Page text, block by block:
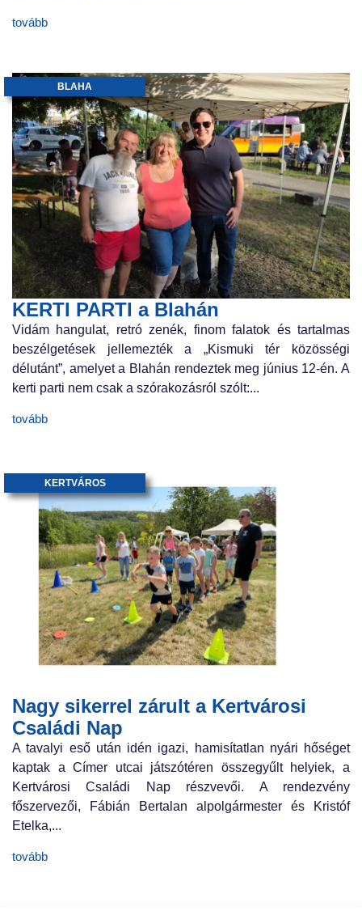
tovább
KERTI PARTI a Blahán
BLAHA
Vidám hangulat, retró zenék, finom falatok és tartalmas
beszélgetések jellemezték a „Kismuki tér közösségi
délutánt”, amelyet a Blahán rendeztek meg június 12-én. A
kerti parti nem csak a szórakozásról szólt:...
tovább
Nagy sikerrel zárult a Kertvárosi
Családi Nap
KERTVÁROS
A tavalyi eső után idén igazi, hamisítatlan nyári hőséget
kaptak a Címer utcai játszótéren összegyűlt helyiek, a
Kertvárosi Családi Nap részvevői. A rendezvény
főszervezői, Fábián Bertalan alpolgármester és Kristóf
Etelka,...
tovább